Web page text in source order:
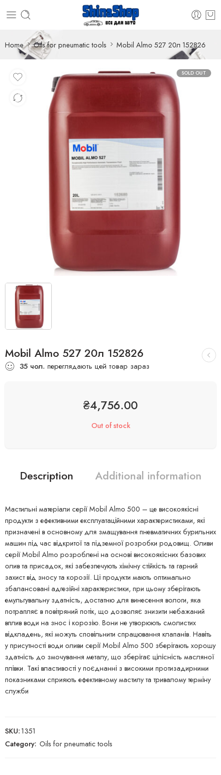
Home Oils for pneumatic tools Mobil Almo 527 20л 152826
SOLD OUT
Mobil Almo 527 20л 152826
35 чол. переглядають цей товар зараз
₴4,756.00
Out of stock
Description Additional information
Мастильні матеріали серії Mobil Almo 500 – це високоякісні
продукти з ефективними експлуатаційними характеристиками, які
призначені в основному для змащування пневматичних бурильних
машин під час відкритої та підземної розробки родовищ. Оливи
серії Mobil Almo розроблені на основі високоякісних базових
олив та присадок, які забезпечують хімічну стійкість та гарний
захист від зносу та корозії. Ці продукти мають оптимально
збалансовані адгезійні характеристики, при цьому зберігають
емульгувальну здатність, достатню для винесення вологи, яка
потрапляє в повітряний потік, що дозволяє знизити небажаний
вплив води на знос і корозію. Вони не утворюють смолистих
відкладень, які можуть сповільнити спрацювання клапанів. Навіть
у присутності води оливи серії Mobil Almo 500 зберігають хорошу
здатність до змочування металу, що зберігає цілісність масляної
плівки. Такі властивості у поєднанні з високими протизадирними
показниками сприяють ефективному мастилу та тривалому терміну
служби
SKU:1351
Category: Oils for pneumatic tools